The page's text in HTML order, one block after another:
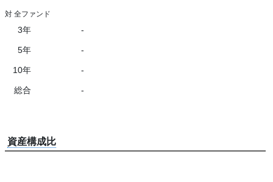
対 全ファンド
3年 -
5年 -
10年 -
総合 -
資産構成比